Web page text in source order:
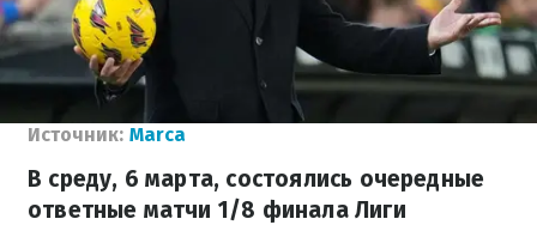
Источник: Marca
В среду, 6 марта, состоялись очередные
ответные матчи 1/8 финала Лиги